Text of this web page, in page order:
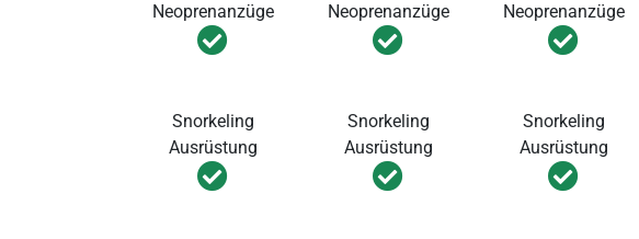
Neoprenanzüge Neoprenanzüge Neoprenanzüge
Snorkeling
Ausrüstung
Snorkeling
Ausrüstung
Snorkeling
Ausrüstung